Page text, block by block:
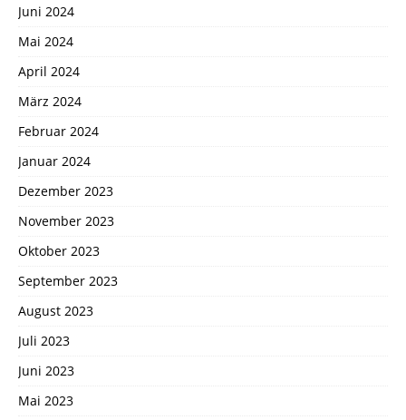
Juni 2024
Mai 2024
April 2024
März 2024
Februar 2024
Januar 2024
Dezember 2023
November 2023
Oktober 2023
September 2023
August 2023
Juli 2023
Juni 2023
Mai 2023